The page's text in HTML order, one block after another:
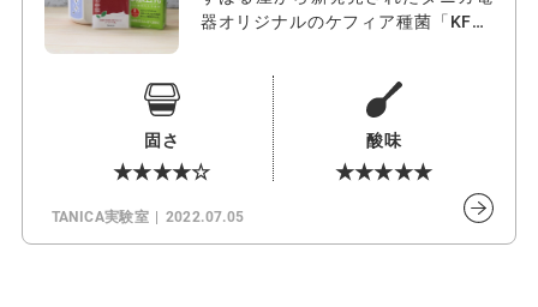
器オリジナルのケフィア種菌「KF13
固さ
★★★★☆
酸味
★★★★★
TANICA実験室 2022.07.05